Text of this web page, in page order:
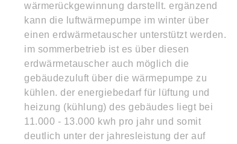
wärmerückgewinnung darstellt. ergänzend
kann die luftwärmepumpe im winter über
einen erdwärmetauscher unterstützt werden.
im sommerbetrieb ist es über diesen
erdwärmetauscher auch möglich die
gebäudezuluft über die wärmepumpe zu
kühlen. der energiebedarf für lüftung und
heizung (kühlung) des gebäudes liegt bei
11.000 - 13.000 kwh pro jahr und somit
deutlich unter der jahresleistung der auf